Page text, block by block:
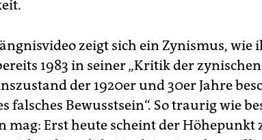
zeigt sich ein Zynismus, wie
1983 in seiner „Kritik der
der 1920er und 30er Jahre
falsches Bewusstsein“. So traurig wie
mag: Erst heute scheint der Höhe­punkt